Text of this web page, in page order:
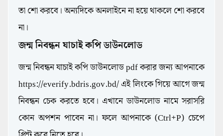
তা শো করবে। অন্যদিকে অনলাইনে না হয়ে থাকলে শো করবে
না।
জন্ম নিবন্ধন যাচাই কপি ডাউনলোড
জন্ম নিবন্ধন যাচাই কপি ডাউনলোড pdf করার জন্য আপনাকে
https://everify.bdris.gov.bd/ এই লিংকে গিয়ে আগে জন্ম
নিবন্ধন চেক করতে হবে। এখানে ডাউনলোড নামে সরাসরি
কোন অপশন পাবেন না। ফলে আপনাকে (Ctrl+P) চেপে